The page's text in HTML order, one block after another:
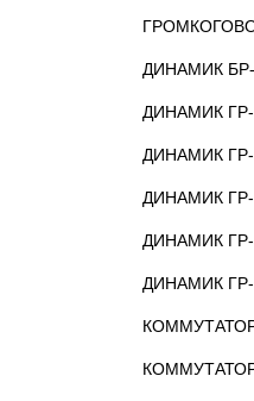
ДИНАМИК
ДИНАМИК
ДИНАМИК
ДИНАМИК
ДИНАМИК
ДИНАМИК